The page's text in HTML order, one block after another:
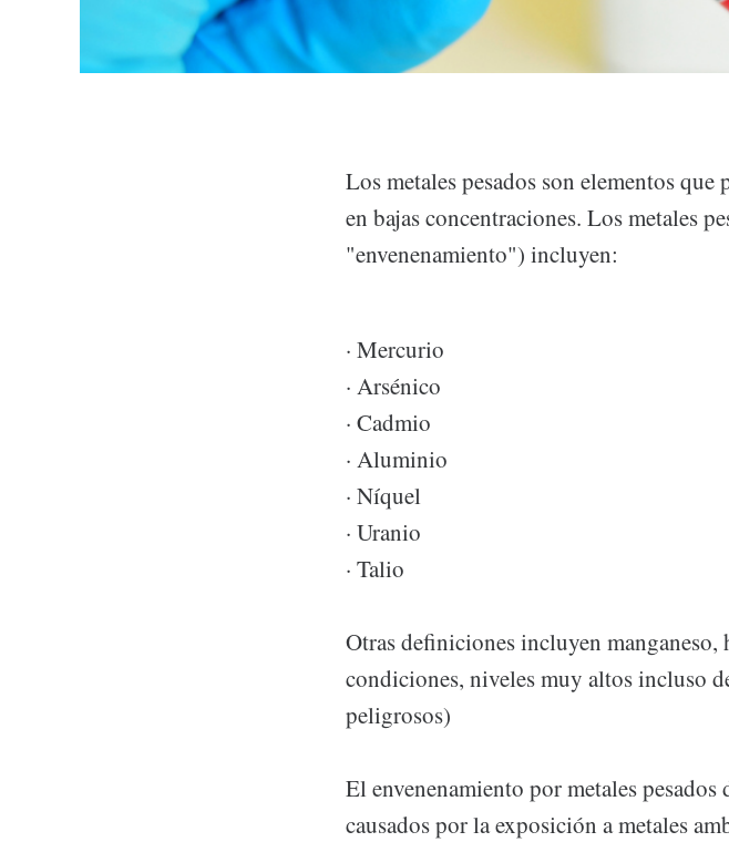
Los metales pesados ​​son elementos
en bajas concentraciones. Los metales
"envenenamiento") incluyen:
· Mercurio
· Arsénico
· Cadmio
· Aluminio
· Níquel
· Uranio
· Talio
Otras definiciones incluyen
condiciones, niveles muy altos incluso
peligrosos)
El envenenamiento por metales
causados ​​por la exposición a metales